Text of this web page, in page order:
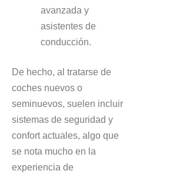
avanzada y
asistentes de
conducción.
De hecho, al tratarse de
coches nuevos o
seminuevos, suelen incluir
sistemas de seguridad y
confort actuales, algo que
se nota mucho en la
experiencia de